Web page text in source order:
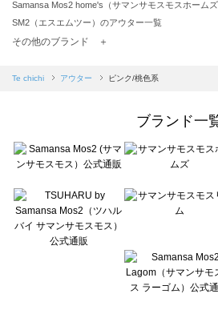
Samansa Mos2 home's（サマンサモスモスホーム
SM2（エスエムツー）のアウター一覧
TSUHARU by Samansa Mos2（ツハルバイサマン
Samansa Mos2 blue（サマンサモスモス ブルー）の
sō4ū（ソウフォーユー）のアウター一覧
Te chichi（テチチ）のアウター一覧
Te chichi CLASSIC（テチチ クラシック）のアウタ
Lugnoncure（ルノンキュール）のアウター一覧
BETTY'S BLUE（べティーズブルー）のアウター一覧
Wpc.（ワールドパーティー）のアウター一覧
その他のブランド ＋
Te chichi アウター ピンク/桃色系
ブランド一